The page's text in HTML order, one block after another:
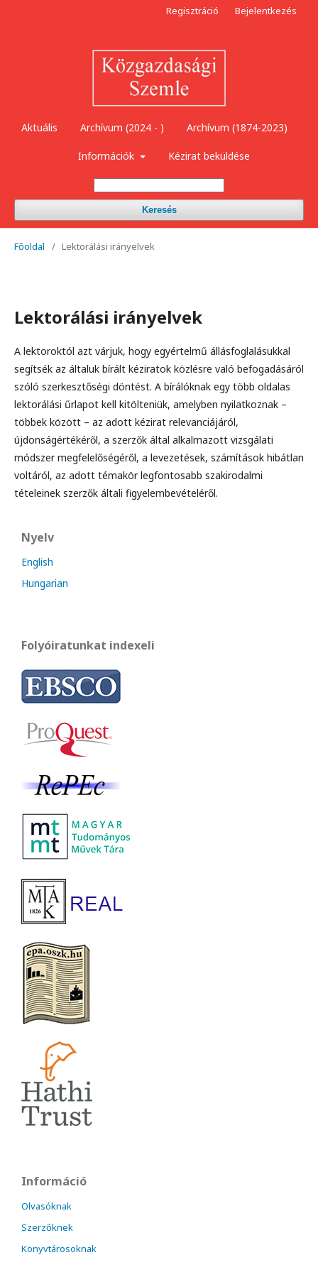
Aktuális Archívum (2024 - ) Archívum (1874-2023)
Információk Kézirat beküldése
Keresés
Regisztráció Bejelentkezés
Főoldal / Lektorálási irányelvek
Lektorálási irányelvek
A lektoroktól azt várjuk, hogy egyértelmű állásfoglalásukkal
segítsék az általuk bírált kéziratok közlésre való befogadásáról
szóló szerkesztőségi döntést. A bírálóknak egy több oldalas
lektorálási űrlapot kell kitölteniük, amelyben nyilatkoznak –
többek között – az adott kézirat relevanciájáról,
újdonságértékéről, a szerzők által alkalmazott vizsgálati
módszer megfelelőségéről, a levezetések, számítások hibátlan
voltáról, az adott témakör legfontosabb szakirodalmi
tételeinek szerzők általi figyelembevételéről.
Nyelv
English
Hungarian
Folyóiratunkat indexeli
Információ
Olvasóknak
Szerzőknek
Könyvtárosoknak